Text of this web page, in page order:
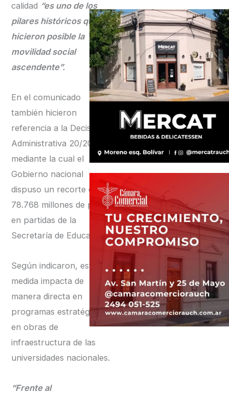
calidad “es uno de los
pilares históricos que
hicieron posible la
movilidad social
ascendente”.
En el comunicado
también hicieron
referencia a la Decisión
Administrativa 20/2026,
mediante la cual el
Gobierno nacional
dispuso un recorte de
78.768 millones de pesos
en partidas de la
Secretaría de Educación.
Según indicaron, esta
medida impacta de
manera directa en
programas estratégicos y
en obras de
infraestructura de las
universidades nacionales.
“Frente al